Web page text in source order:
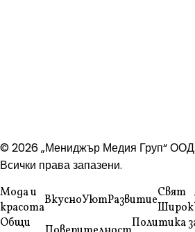
© 2026 „Мениджър Медия Груп“ ООД.
Всички права запазени.
Мода и
красотаВкусноУютРазвитиеСвят
Широк
Общи
Политика